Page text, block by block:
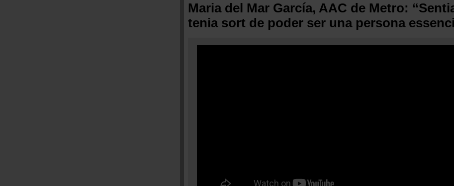
Maria del Mar García, AAC de Metro:
tenia sort de poder ser una persona